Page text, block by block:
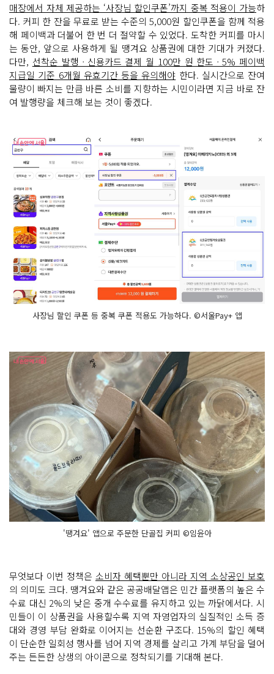
매장에서 자체 제공하는 ‘사장님 할인쿠폰’까지 중복 적용이 가능하
다. 커피 한 잔을 무료로 받는 수준의 5,000원 할인쿠폰을 함께 적용
해 페이백과 더불어 한 번 더 절약할 수 있었다. 도착한 커피를 마시
는 동안, 앞으로 사용하게 될 땡겨요 상품권에 대한 기대가 커졌다.
다만, 선착순 발행ㆍ신용카드 결제 월 100만 원 한도ㆍ5% 페이백
지급일 기준 6개월 유효기간 등을 유의해야 한다. 실시간으로 잔여
물량이 빠지는 만큼 바른 소비를 지향하는 시민이라면 지금 바로 잔
여 발행량을 체크해 보는 것이 좋겠다.
사장님 할인 쿠폰 등 중복 쿠폰 적용도 가능하다. ©서울Pay+ 앱
'땡겨요' 앱으로 주문한 단골집 커피 ©임윤아
무엇보다 이번 정책은 소비자 혜택뿐만 아니라 지역 소상공인 보호
의 의미도 크다. 땡겨요와 같은 공공배달앱은 민간 플랫폼의 높은 수
수료 대신 2%의 낮은 중개 수수료를 유지하고 있는 까닭에서다. 시
민들이 이 상품권을 사용할수록 지역 자영업자의 실질적인 소득 증
대와 경영 부담 완화로 이어지는 선순환 구조다. 15%의 할인 혜택
이 단순한 일회성 행사를 넘어 지역 경제를 살리고 가계 부담을 덜어
주는 든든한 상생의 아이콘으로 정착되기를 기대해 본다.